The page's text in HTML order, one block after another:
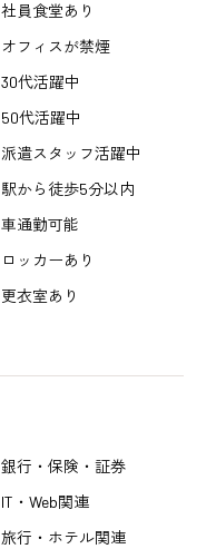
社員食堂あり
オフィスが禁煙
30代活躍中
50代活躍中
派遣スタッフ活躍中
駅から徒歩5分以内
車通勤可能
ロッカーあり
更衣室あり
銀行・保険・証券
IT・Web関連
旅行・ホテル関連